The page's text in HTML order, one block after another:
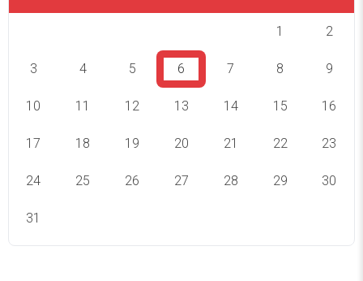
1 2
3 4 5 6 7 8 9
10 11 12 13 14 15 16
17 18 19 20 21 22 23
24 25 26 27 28 29 30
31